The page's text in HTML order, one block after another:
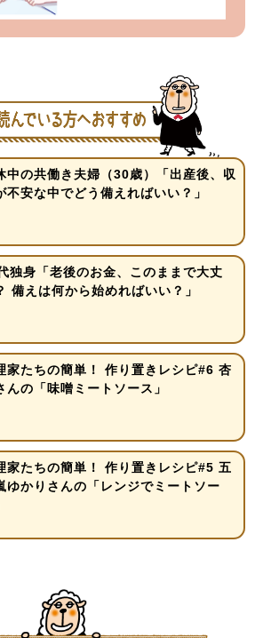
中の共働き夫婦（30歳）「出産後、収
不安な中でどう備えればいい？」
独身「老後のお金、このままで大丈
備えは何から始めればいい？」
家たちの簡単！ 作り置きレシピ#6 杏
んの「味噌ミートソース」
家たちの簡単！ 作り置きレシピ#5 五
ゆかりさんの「レンジでミートソー